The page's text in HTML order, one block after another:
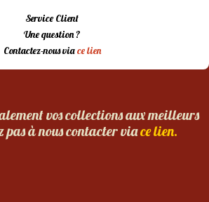
Service Client
Une question ?
Contactez-nous viace lien
vos collections aux meilleurs
pas à nous contacter viace lien.